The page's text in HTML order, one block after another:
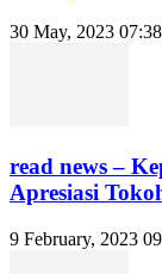
30 May, 2023 07:38
read news –
Apresiasi
9 February, 2023